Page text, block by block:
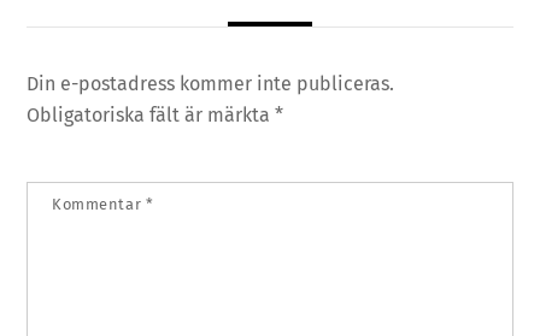
Din e-postadress kommer inte publiceras.
Obligatoriska fält är märkta*
Kommentar *